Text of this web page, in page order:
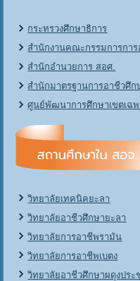
กระทรวงศึกษาธิการ
สำนักงานคณะกรรมการกา
สำนักอำนวยการ สอศ.
สำนักมาตรฐานการอาชีวศึก
ศูนย์พัฒนาการศึกษาเขตเฉ
วิทยาลัยเทคนิคยะลา
วิทยาลัยอาชีวศึกษายะลา
วิทยาลัยการอาชีพรามัน
วิทยาลัยการอาชีพเบตง
วิทยาลัยอาชีวศึกษาผดุงประ